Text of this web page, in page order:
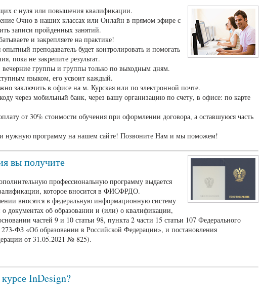
с нуля или повышения квалификации.
Очно в наших классах или Онлайн в прямом эфире с
записи пройденных занятий.
и закрепляете на практике!
преподаватель будет контролировать и помогать
пока не закрепите результат.
вечерние группы и группы только по выходным дням.
языком, его усвоит каждый.
заключить в офисе на м. Курская или по электронной почте.
через мобильный банк, через вашу организацию по счету, в офисе: по карте
от 30% стоимости обучения при оформлении договора, а оставшуюся часть
нужную программу на нашем сайте! Позвоните Нам и мы поможем!
вы получите
профессиональную программу выдается
которое вносится в ФИСФРДО.
вносятся в федеральную информационную систему
о документах об образовании и (или) о квалификации,
частей 9 и 10 статьи 98, пункта 2 части 15 статьи 107 Федерального
ФЗ «Об образовании в Российской Федерации», и постановления
от 31.05.2021 № 825).
InDesign?